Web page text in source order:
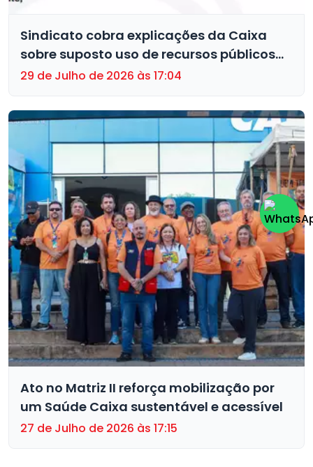
Sindicato cobra explicações da Caixa
sobre suposto uso de recursos públicos
para impulsionar agentes públicos
29 de Julho de 2026 às 17:04
Ato no Matriz II reforça mobilização por
um Saúde Caixa sustentável e acessível
27 de Julho de 2026 às 17:15